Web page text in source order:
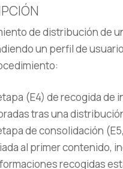
de distribución de
un perfil de
(E4) de recogida de
tras una
de consolidación
al primer contenido,
recogidas